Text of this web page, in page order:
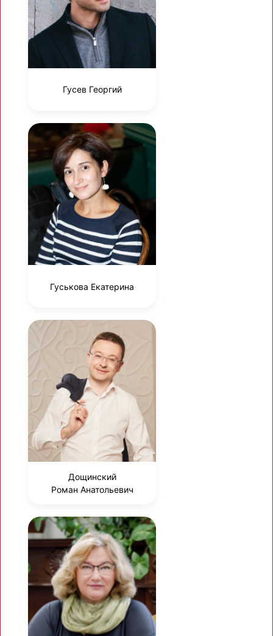
Гусев Георгий
Гуськова Екатерина
Дощинский
Роман Анатольевич